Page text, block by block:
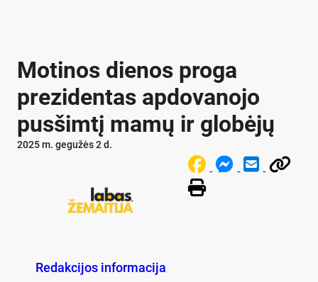
Motinos dienos proga
prezidentas apdovanojo
pusšimtį mamų ir globėjų
2025 m. gegužės 2 d.
Redakcijos informacija